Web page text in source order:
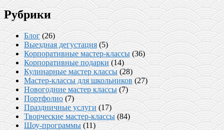
Рубрики
Блог(26)
Выездная дегустация (5)
Корпоративные мастер-классы(36)
Корпоративные подарки(14)
Кулинарные мастер классы (28)
Мастер-классы для школьников (27)
Новогодние мастер классы (7)
Портфолио(7)
Праздничные услуги (17)
Творческие мастер-классы(84)
Шоу-программы (11)